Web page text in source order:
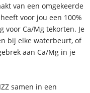
van een omgekeerde
voor jou een 100%
voor Ca/Mg tekorten. Je
bij elke waterbeurt, of
aan Ca/Mg in je
samen in een